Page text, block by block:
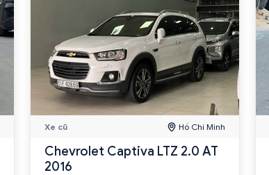
Xe cũ Hồ Chí Minh
Chevrolet Captiva LTZ 2.0 AT
2016